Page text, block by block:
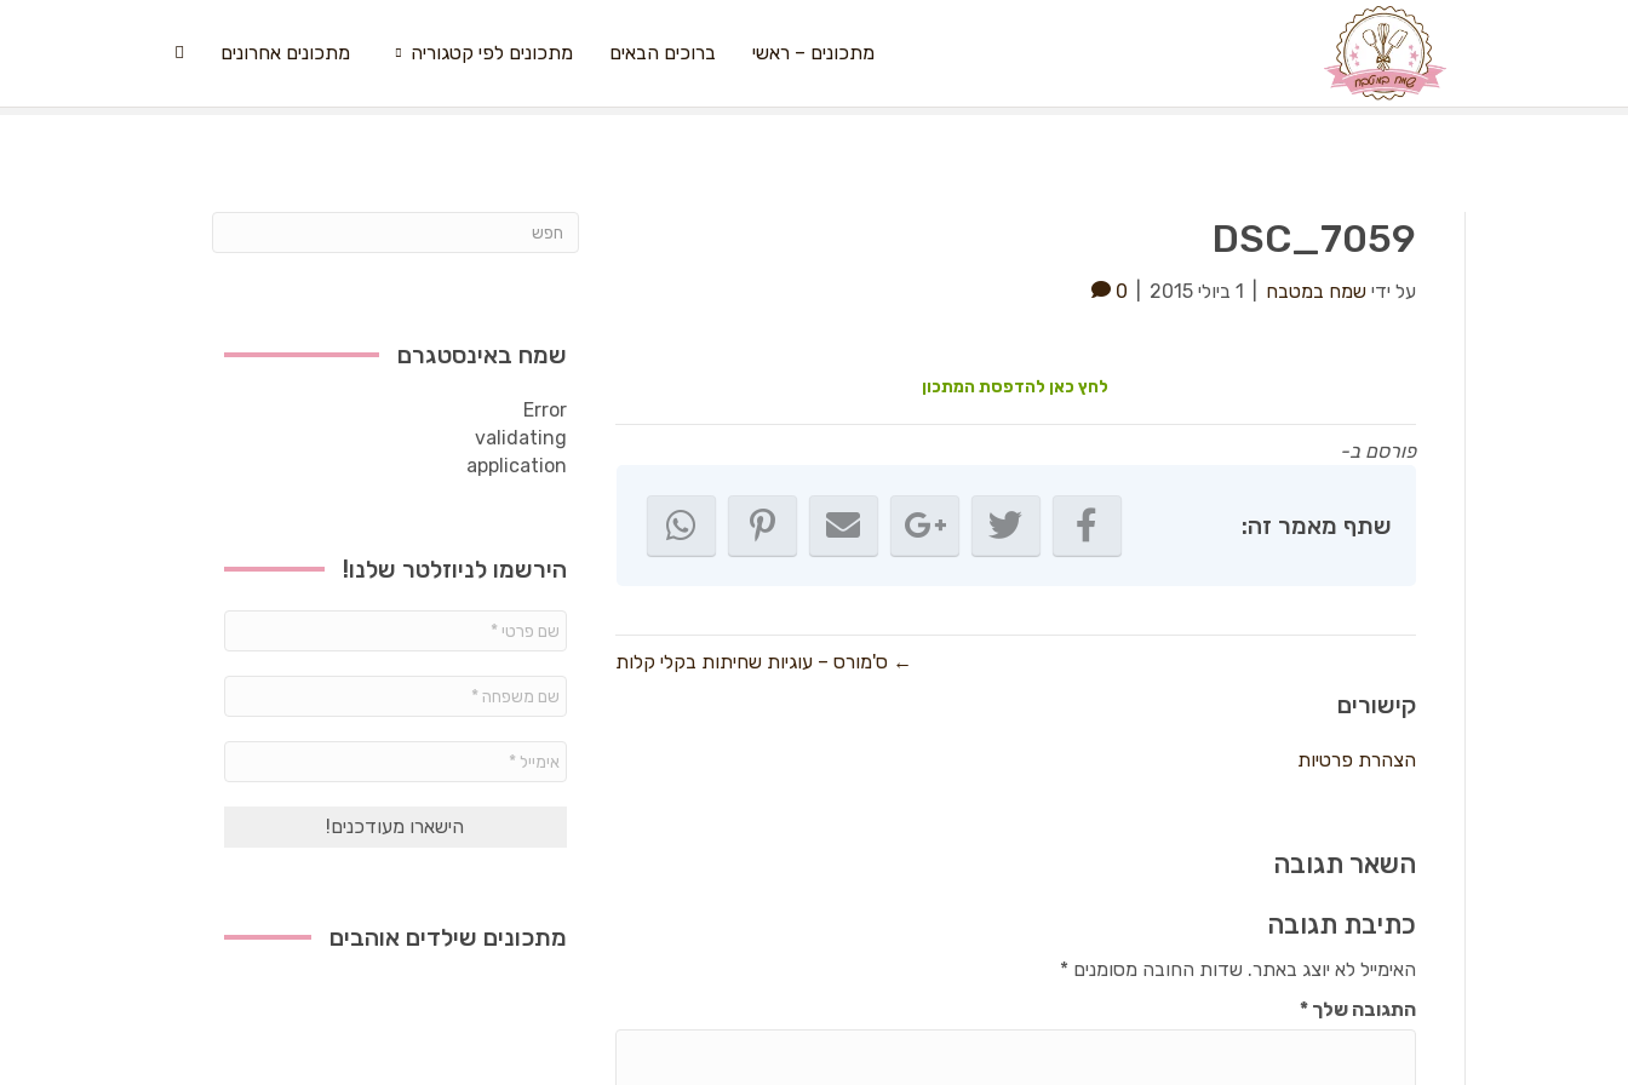
מתכונים – ראשי ברוכים הבאים מתכונים לפי קטגוריה מתכונים אחרונים
DSC_7059
על ידי שמח במטבח 1 ביולי 2015 0
לחץ כאן להדפסת המתכון
פורסם ב-
שתף מאמר זה:
← ס'מורס – עוגיות שחיתות בקלי קלות
קישורים
הצהרת פרטיות
השאר תגובה
כתיבת תגובה
האימייל לא יוצג באתר. שדות החובה מסומנים*
התגובה שלך*
שמח באינסטגרם
Error
validating
application
הירשמו לניוזלטר שלנו!
פרטי
משפחה
*
מתכונים שילדים אוהבים